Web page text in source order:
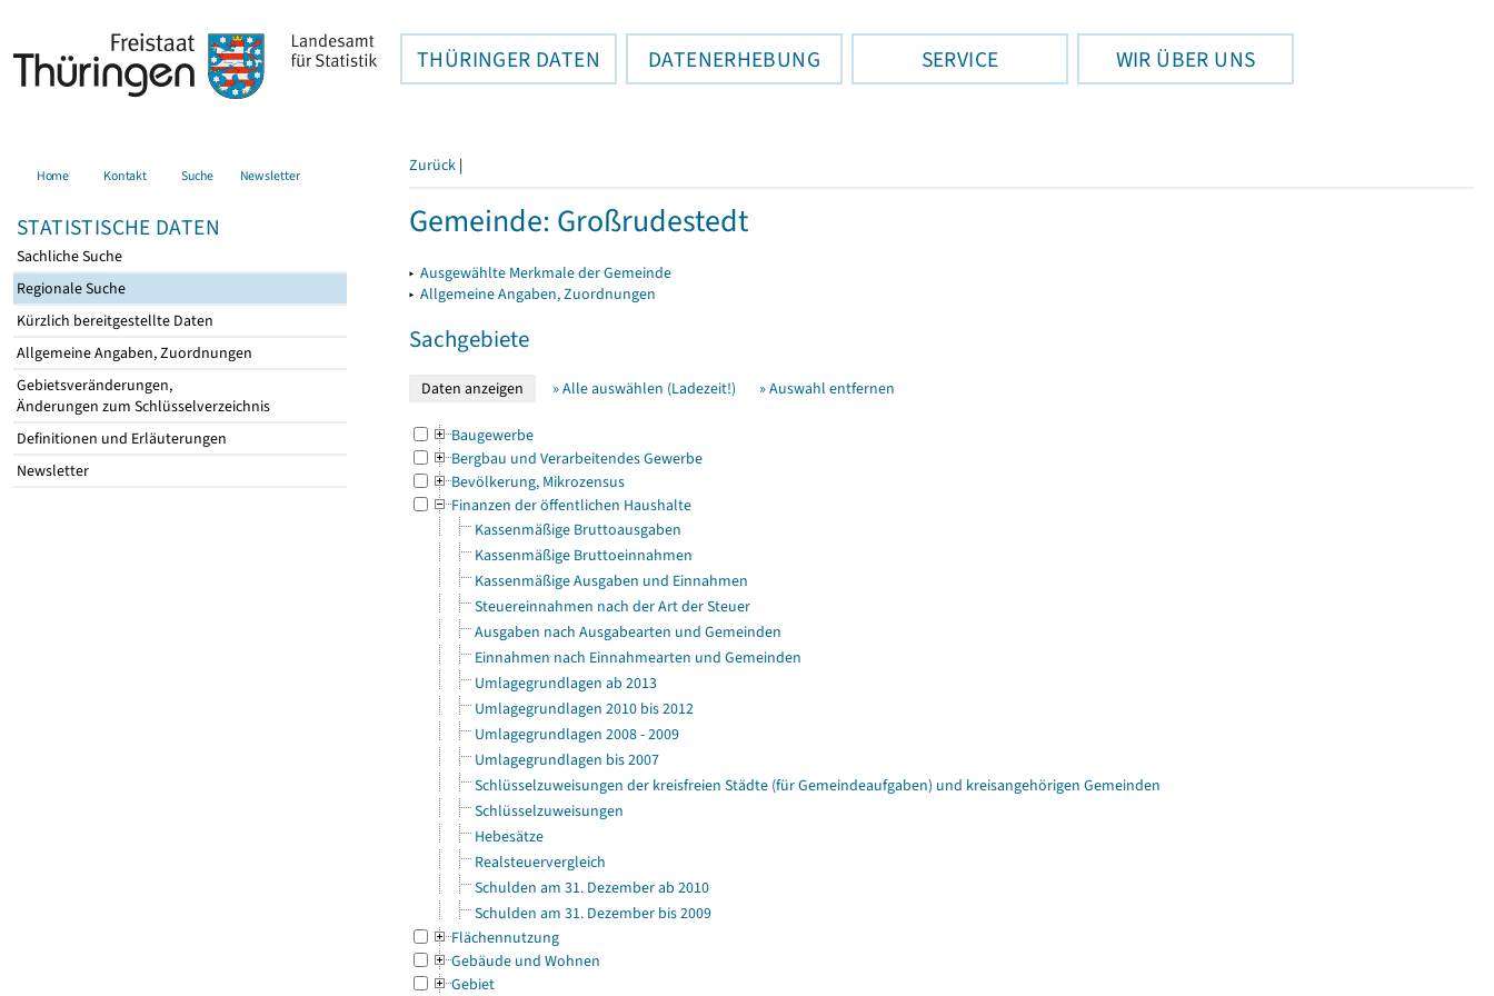
THÜRINGER DATEN DATENERHEBUNG SERVICE WIR ÜBER UNS
Home Kontakt Suche Newsletter
STATISTISCHE DATEN
Sachliche Suche
Regionale Suche
Kürzlich bereitgestellte Daten
Allgemeine Angaben, Zuordnungen
Gebietsveränderungen,
Änderungen zum Schlüsselverzeichnis
Definitionen und Erläuterungen
Newsletter
Zurück |
Gemeinde: Großrudestedt
▸ Ausgewählte Merkmale der Gemeinde
▸ Allgemeine Angaben, Zuordnungen
Sachgebiete
» Alle auswählen (Ladezeit!) » Auswahl entfernen
Baugewerbe
Bergbau und Verarbeitendes Gewerbe
Bevölkerung, Mikrozensus
Finanzen der öffentlichen Haushalte
Kassenmäßige Bruttoausgaben
Kassenmäßige Bruttoeinnahmen
Kassenmäßige Ausgaben und Einnahmen
Steuereinnahmen nach der Art der Steuer
Ausgaben nach Ausgabearten und Gemeinden
Einnahmen nach Einnahmearten und Gemeinden
Umlagegrundlagen ab 2013
Umlagegrundlagen 2010 bis 2012
Umlagegrundlagen 2008 - 2009
Umlagegrundlagen bis 2007
Schlüsselzuweisungen der kreisfreien Städte (für Gemeindeaufgaben) und kreisangehörigen Gemeinden
Schlüsselzuweisungen
Hebesätze
Realsteuervergleich
Schulden am 31. Dezember ab 2010
Schulden am 31. Dezember bis 2009
Flächennutzung
Gebäude und Wohnen
Gebiet